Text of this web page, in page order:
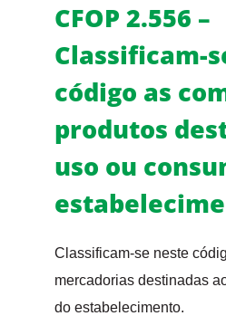
CFOP 2.556 –
Classificam-
código as
produtos
uso ou
Classificam-se neste
mercadorias destinadas
do estabelecimento.